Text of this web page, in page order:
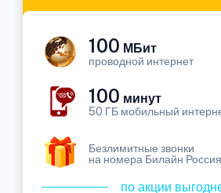
100 МБит
проводной интернет
100 минут
50 ГБ мобильный
Безлимитные звонки
на номера Билайн Россия
по акции